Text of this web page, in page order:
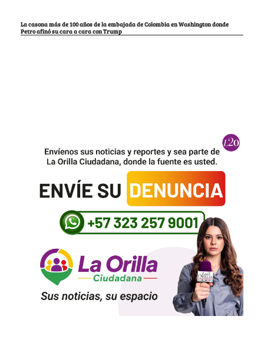
La casona más de 100 años de la embajada de Colombia en Washington donde
Petro afinó su cara a cara con Trump